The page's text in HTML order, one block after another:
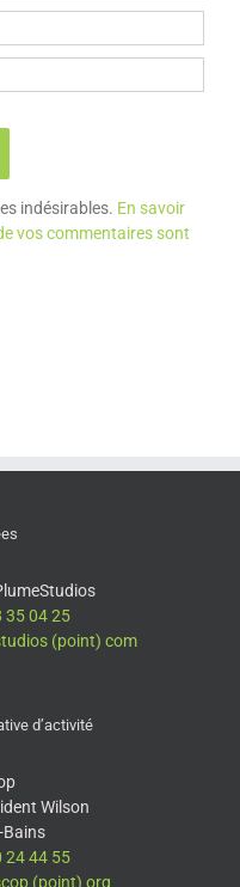
indésirables. En savoir
vos commentaires sont
35 04 25
(point) com
d’activité
Wilson
Bains
24 44 55
(point) org